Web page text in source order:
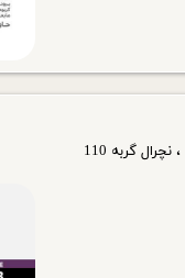
،نچرال گربه 110